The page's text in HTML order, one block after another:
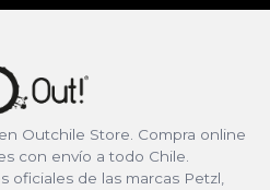
Outchile Store. Compra online
con envío a todo Chile.
oficiales de las marcas Petzl,